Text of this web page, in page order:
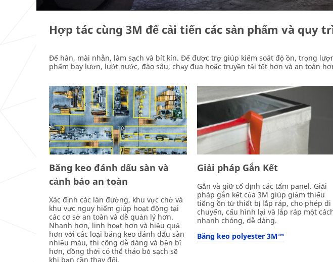
Hợp tác cùng 3M để cải tiến các sản phẩm và quy
Để hàn, mài nhẵn, làm sạch và bít kín. Để được trợ giúp kiểm soát độ ồn, trọng
phẩm bay lượn, lướt nước, đào sâu, chạy đua hoặc truyền tải tốt hơn và an toàn
Băng keo đánh dấu sàn và
cảnh báo an toàn
Xác định các làn đường, khu vực chờ và
khu vực nguy hiểm giúp hoạt động tại
các cơ sở an toàn và dễ quản lý hơn.
Nhanh hơn, linh hoạt hơn và hiệu quả
hơn với các loại băng keo đánh dấu sàn
nhiều màu, thi công dễ dàng và bền bỉ
hơn, đồng thời có thể tháo bỏ sạch sẽ
khi bạn cần thay đổi.
Giải pháp Gắn Kết
Gắn và giữ cố định các tấm panel. Giải
pháp gắn kết của 3M giúp giảm thiểu
tiếng ồn từ thiết bị lắp ráp, cho phép di
chuyển, cấu hình lại và lắp ráp một
nhanh chóng, dễ dàng.
Băng keo polyester 3M™